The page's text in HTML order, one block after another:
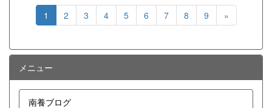
1 2 3 4 5 6 7 8 9 »
メニュー
南養ブログ